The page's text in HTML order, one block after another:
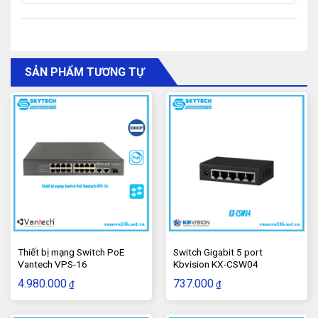
nguồn này không chỉ ổn định điện áp đầu ra đủ 2A mà
còn có khả năng và chống va đập, đảm bảo tính ổn định
và bền bỉ trong mọi điều kiện môi trường. Với giá trị
đáng kể, sản phẩm này hứa hẹn đáp ứng đầy đủ nhu
4. Bộ nguồn camera Ezviz ngoài trời 12 V 1A
ó tốt không, nên mua không?
SẢN PHẨM TƯƠNG TỰ
Thiết bị mạng Switch PoE
Vantech VPS-16
4.980.000 ₫
Switch Gigabit 5 port
Kbvision KX-CSW04
737.000 ₫